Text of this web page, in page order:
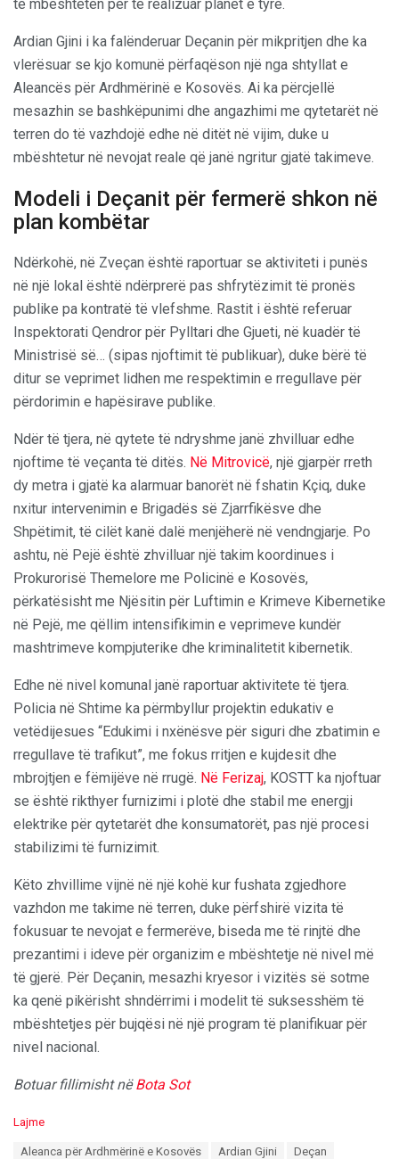
të mbështeten për të realizuar planet e tyre.
Ardian Gjini i ka falënderuar Deçanin për mikpritjen dhe ka
vlerësuar se kjo komunë përfaqëson një nga shtyllat e
Aleancës për Ardhmërinë e Kosovës. Ai ka përcjellë
mesazhin se bashkëpunimi dhe angazhimi me qytetarët në
terren do të vazhdojë edhe në ditët në vijim, duke u
mbështetur në nevojat reale që janë ngritur gjatë takimeve.
Modeli i Deçanit për fermerë shkon në
plan kombëtar
Ndërkohë, në Zveçan është raportuar se aktiviteti i punës
në një lokal është ndërprerë pas shfrytëzimit të pronës
publike pa kontratë të vlefshme. Rastit i është referuar
Inspektorati Qendror për Pylltari dhe Gjueti, në kuadër të
Ministrisë së… (sipas njoftimit të publikuar), duke bërë të
ditur se veprimet lidhen me respektimin e rregullave për
përdorimin e hapësirave publike.
Ndër të tjera, në qytete të ndryshme janë zhvilluar edhe
njoftime të veçanta të ditës. Në Mitrovicë, një gjarpër rreth
dy metra i gjatë ka alarmuar banorët në fshatin Kçiq, duke
nxitur intervenimin e Brigadës së Zjarrfikësve dhe
Shpëtimit, të cilët kanë dalë menjëherë në vendngjarje. Po
ashtu, në Pejë është zhvilluar një takim koordinues i
Prokurorisë Themelore me Policinë e Kosovës,
përkatësisht me Njësitin për Luftimin e Krimeve Kibernetike
në Pejë, me qëllim intensifikimin e veprimeve kundër
mashtrimeve kompjuterike dhe kriminalitetit kibernetik.
Edhe në nivel komunal janë raportuar aktivitete të tjera.
Policia në Shtime ka përmbyllur projektin edukativ e
vetëdijesues “Edukimi i nxënësve për siguri dhe zbatimin e
rregullave të trafikut”, me fokus rritjen e kujdesit dhe
mbrojtjen e fëmijëve në rrugë. Në Ferizaj, KOSTT ka njoftuar
se është rikthyer furnizimi i plotë dhe stabil me energji
elektrike për qytetarët dhe konsumatorët, pas një procesi
stabilizimi të furnizimit.
Këto zhvillime vijnë në një kohë kur fushata zgjedhore
vazhdon me takime në terren, duke përfshirë vizita të
fokusuar te nevojat e fermerëve, biseda me të rinjtë dhe
prezantimi i ideve për organizim e mbështetje në nivel më
të gjerë. Për Deçanin, mesazhi kryesor i vizitës së sotme
ka qenë pikërisht shndërrimi i modelit të suksesshëm të
mbështetjes për bujqësi në një program të planifikuar për
nivel nacional.
Botuar fillimisht nëBota Sot
CLajme
Aleanca për Ardhmërinë e Kosovës Ardian Gjini
Deçan